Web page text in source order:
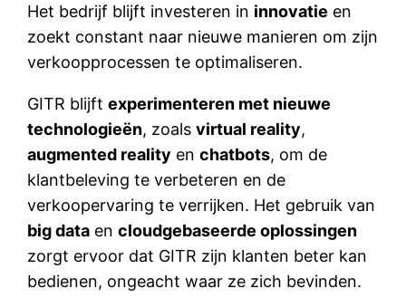
Het bedrijf blijft investeren in innovatie en
zoekt constant naar nieuwe manieren om zijn
verkoopprocessen te optimaliseren.
GITR blijftexperimenteren met nieuwe
technologieën, zoalsvirtual reality,
augmented reality enchatbots, om de
klantbeleving te verbeteren en de
verkoopervaring te verrijken. Het gebruik van
big data encloudgebaseerde oplossingen
zorgt ervoor dat GITR zijn klanten beter kan
bedienen, ongeacht waar ze zich bevinden.